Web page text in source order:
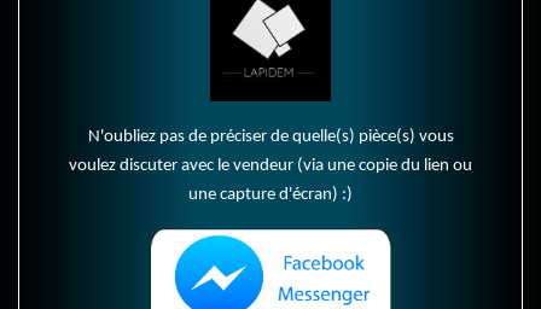
N'oubliez pas de préciser de quelle(s) pièce(s) vous
voulez discuter avec le vendeur (via une copie du lien ou
une capture d'écran) :)